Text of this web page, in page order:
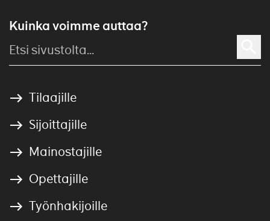
Kuinka voimme auttaa?
Tilaajille
Sijoittajille
Mainostajille
Opettajille
Työnhakijoille